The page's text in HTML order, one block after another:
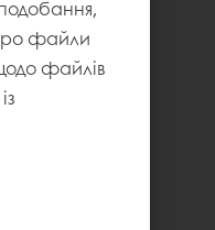
файли
файлів